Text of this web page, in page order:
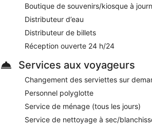
Boutique de souvenirs/kiosque à
Distributeur d’eau
Distributeur de billets
Réception ouverte 24 h/24
Services aux voyageurs
Changement des serviettes sur
Personnel polyglotte
Service de ménage (tous les jours)
Service de nettoyage à sec/